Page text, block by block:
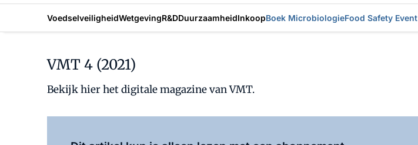
VoedselveiligheidWetgevingR&DDuurzaamheidInkoopBoek MicrobiologieFood Safety Event
VMT 4 (2021)
Bekijk hier het digitale magazine van VMT.